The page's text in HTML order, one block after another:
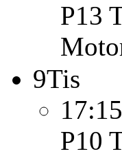
P13
9Tis
P10